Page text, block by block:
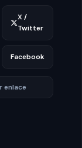
X /
Twitter
Facebook
enlace